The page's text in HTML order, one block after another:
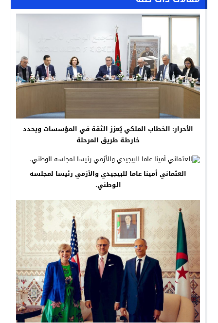
الأحرار: الخطاب الملكي يُعزز الثقة في المؤسسات ويحدد
خارطة طريق المرحلة
العثماني أمينا عاما للبيجيدي والأزمي رئيسا لمجلسه
الوطني.